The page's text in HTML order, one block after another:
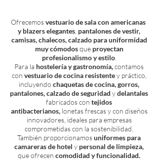
Ofrecemosvestuario de sala con americanas
y blazers elegantes pantalones de vestir,
camisas, chalecos, calzado para uniformidad
muy cómodosque proyectan
profesionalismo y estilo.
Para la hostelería y gastronomía,contamos
con vestuario de cocina resistentey práctico,
incluyendo chaquetas de cocina, gorros,
pantalones,calzado de seguridad ydelantales
fabricados con tejidos
antibacterianos, lonetas frescas y con diseños
innovadores, ideales para empresas
comprometidas con la sostenibilidad.
También proporcionamosuniformes para
camareras de hotel y personal de limpieza,
que ofrecen comodidad y funcionalidad.